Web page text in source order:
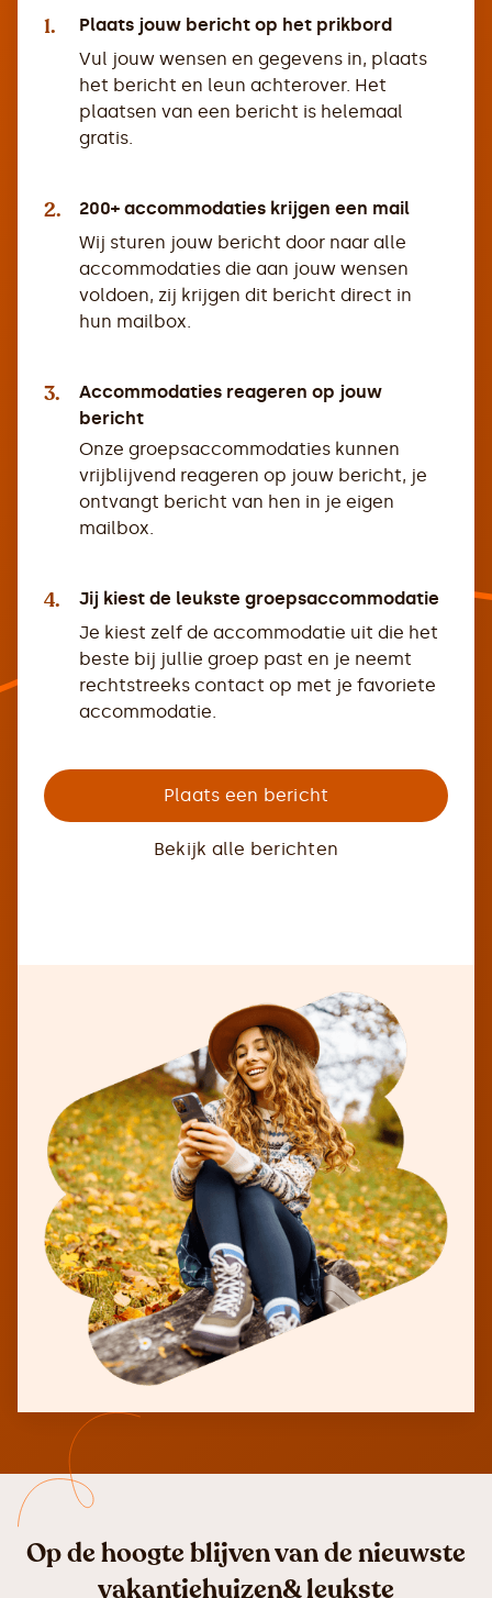
1.
Plaats jouw bericht op het prikbord
Vul jouw wensen en gegevens in, plaats
het bericht en leun achterover. Het
plaatsen van een bericht is helemaal
gratis.
2.
200+ accommodaties krijgen een mail
Wij sturen jouw bericht door naar alle
accommodaties die aan jouw wensen
voldoen, zij krijgen dit bericht direct in
hun mailbox.
3.
Accommodaties reageren op jouw
bericht
Onze groepsaccommodaties kunnen
vrijblijvend reageren op jouw bericht, je
ontvangt bericht van hen in je eigen
mailbox.
4.
Jij kiest de leukste groepsaccommodatie
Je kiest zelf de accommodatie uit die het
beste bij jullie groep past en je neemt
rechtstreeks contact op met je favoriete
accommodatie.
Plaats een bericht
Bekijk alle berichten
Op de hoogte blijven van de nieuwste
vakantiehuizen& leukste